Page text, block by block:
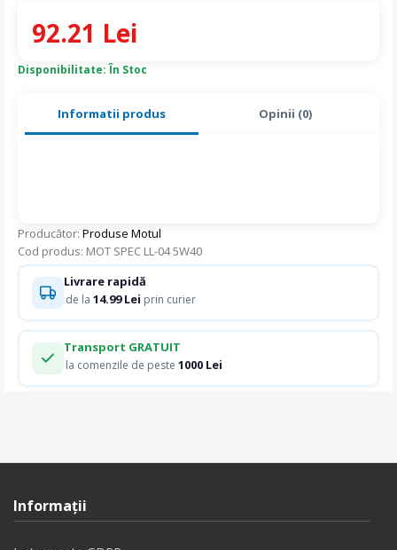
Informatii produs Opinii (0)
Producător: Produse Motul
Cod produs: MOT SPEC LL-04 5W40
Disponibilitate: În Stoc
92.21 Lei
Livrare rapidă
de la 14.99 Lei prin curier
Transport GRATUIT
la comenzile de peste 1000 Lei
Informaţii